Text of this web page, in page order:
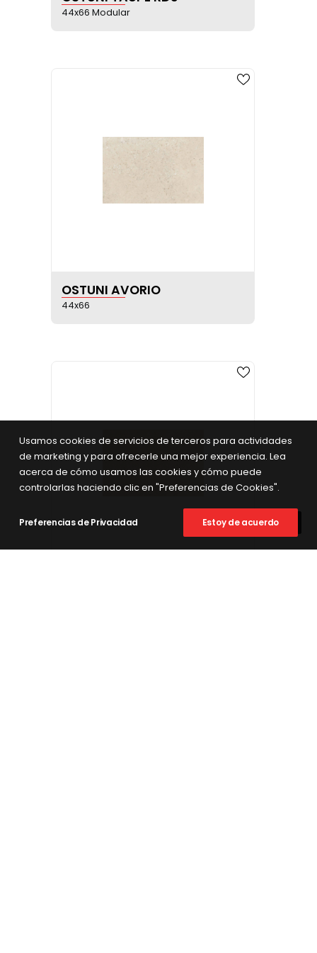
44x66 Modular
VER FICHA DEL PRODUCTO
OSTUNI AVORIO
44x66
Usamos cookies de servicios de terceros para actividades
de marketing y para ofrecerle una mejor experiencia. Lea
acerca de cómo usamos las cookies y cómo puede
controlarlas haciendo clic en "Preferencias de Cookies".
Preferencias de Privacidad Estoy de acuerdo